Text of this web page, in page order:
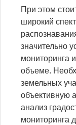
При этом
широкий
значительно
мониторинга
объеме.
земельных
объективную
анализ
мониторинга